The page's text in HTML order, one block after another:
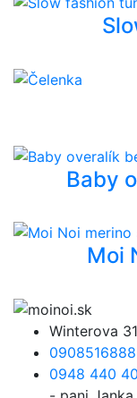
Baby
Moi
Winterova
0948 440